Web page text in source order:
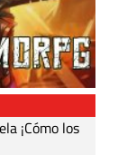
¡Cómo los